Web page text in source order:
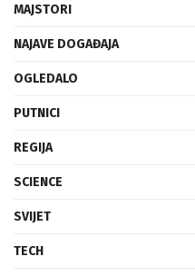
MAJSTORI
NAJAVE DOGAĐAJA
OGLEDALO
PUTNICI
REGIJA
SCIENCE
SVIJET
TECH